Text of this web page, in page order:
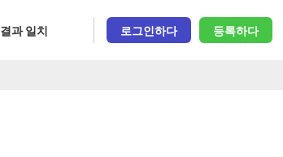
결과 일치 로그인하다 등록하다